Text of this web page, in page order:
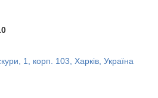
1, корп. 103, Харків, Україна